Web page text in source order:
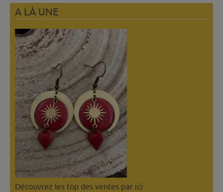
A LÀ UNE
Découvrez les top des ventes par ici